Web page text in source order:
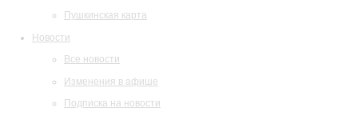
Пушкинская карта
Новости
Все новости
Изменения в афише
Подписка на новости